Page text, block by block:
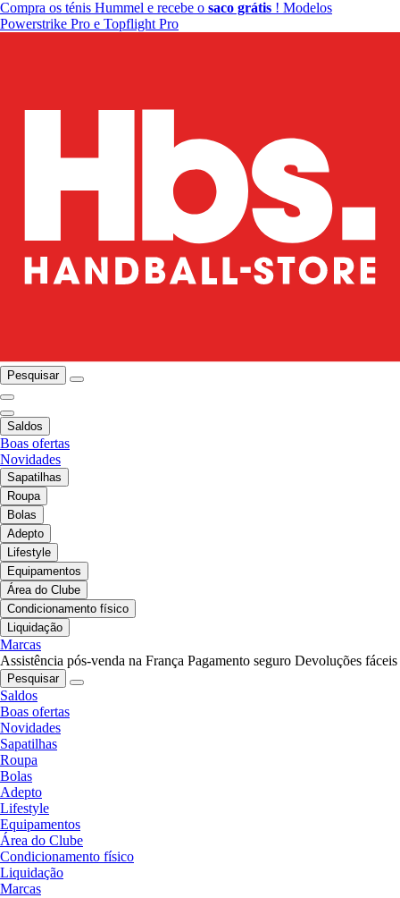
Compra os ténis Hummel e recebe o saco grátis ! Modelos
Powerstrike Pro e Topflight Pro
Pesquisar
Saldos
Boas ofertas
Novidades
Sapatilhas
Roupa
Bolas
Adepto
Lifestyle
Equipamentos
Área do Clube
Condicionamento físico
Liquidação
Marcas
Assistência pós-venda na França Pagamento seguro Devoluções fáceis
Pesquisar
Saldos
Boas ofertas
Novidades
Sapatilhas
Roupa
Bolas
Adepto
Lifestyle
Equipamentos
Área do Clube
Condicionamento físico
Liquidação
Marcas